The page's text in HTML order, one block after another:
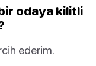
odaya kilitli
ederim.